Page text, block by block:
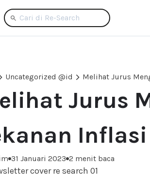
Uncategorized @id Melihat Jurus
Jurus
Inflasi
31 Januari 2023 2 menit baca